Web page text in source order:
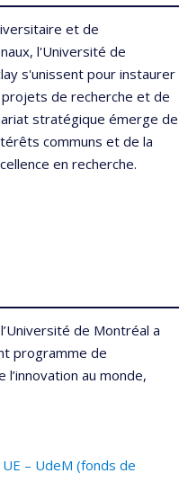
et de
l'Université de
s'unissent pour instaurer
de recherche et de
stratégique émerge de
communs et de la
en recherche.
de Montréal a
programme de
au monde,
– UdeM (fonds de